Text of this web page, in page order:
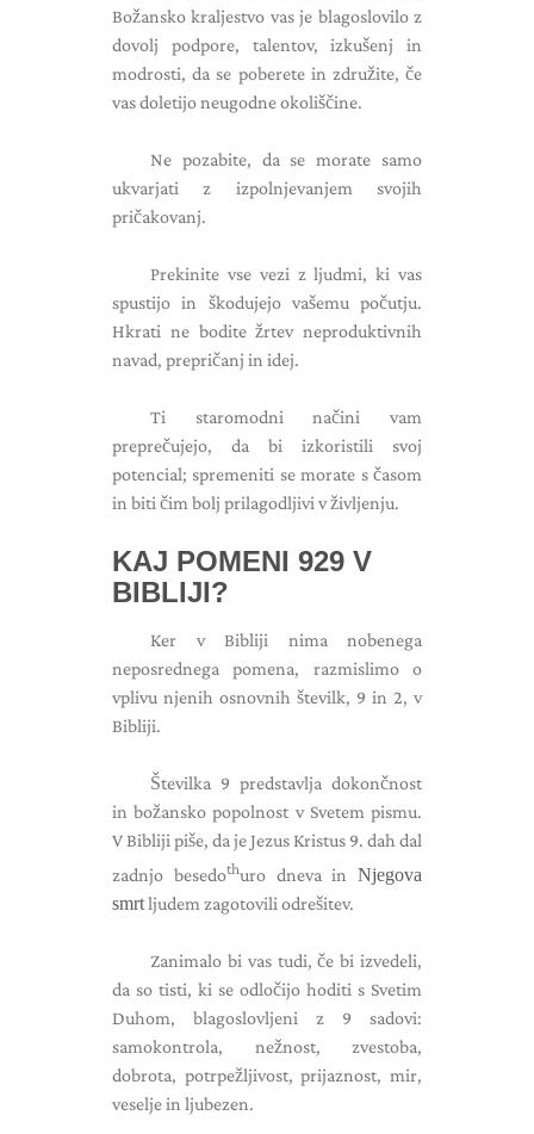
Božansko kraljestvo vas je blagoslovilo z
dovolj podpore, talentov, izkušenj in
modrosti, da se poberete in združite, če
vas doletijo neugodne okoliščine.
Ne pozabite, da se morate samo
ukvarjati z izpolnjevanjem svojih
pričakovanj.
Prekinite vse vezi z ljudmi, ki vas
spustijo in škodujejo vašemu počutju.
Hkrati ne bodite žrtev neproduktivnih
navad, prepričanj in idej.
Ti staromodni načini vam
preprečujejo, da bi izkoristili svoj
potencial; spremeniti se morate s časom
in biti čim bolj prilagodljivi v življenju.
KAJ POMENI 929 V
BIBLIJI?
Ker v Bibliji nima nobenega
neposrednega pomena, razmislimo o
vplivu njenih osnovnih številk, 9 in 2, v
Bibliji.
Številka 9 predstavlja dokončnost
in božansko popolnost v Svetem pismu.
V Bibliji piše, da je Jezus Kristus 9. dah dal
zadnjo besedothuro dneva in Njegova
smrtljudem zagotovili odrešitev.
Zanimalo bi vas tudi, če bi izvedeli,
da so tisti, ki se odločijo hoditi s Svetim
Duhom, blagoslovljeni z 9 sadovi:
samokontrola, nežnost, zvestoba,
dobrota, potrpežljivost, prijaznost, mir,
veselje in ljubezen.